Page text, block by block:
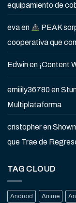
equipamiento de
evaen
PEAK
cooperativa que
Edwinen ¡Content
emiiily36780en
Multiplataforma
cristopheren
que Trae de
TAG CLOUD
Android Anime